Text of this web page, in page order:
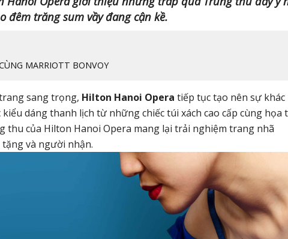
trăng sum vầy đang cận kề.
MARRIOTT BONVOY
sang trọng, Hilton Hanoi Opera tiếp tục tạo nên sự khác
dáng thanh lịch từ những chiếc túi xách cao cấp cùng họa
của Hilton Hanoi Opera mang lại trải nghiệm trang nhã
và người nhận.